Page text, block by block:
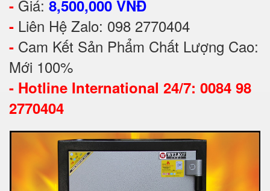
- Giá: 8,500,000 VNĐ
- Liên Hệ Zalo: 098 2770404
- Cam Kết Sản Phẩm Chất Lượng Cao:
Mới 100%
- Hotline International 24/7: 0084 98
2770404